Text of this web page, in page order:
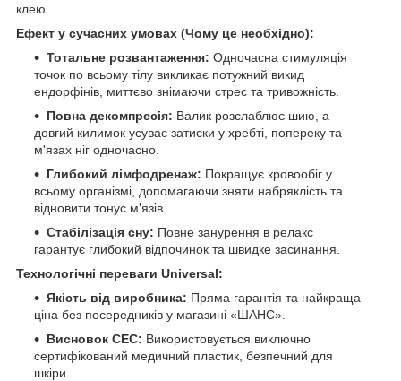
клею.
Ефект у сучасних умовах (Чому це необхідно):
Тотальне розвантаження: Одночасна стимуляція
точок по всьому тілу викликає потужний викид
ендорфінів, миттєво знімаючи стрес та тривожність.
Повна декомпресія: Валик розслаблює шию, а
довгий килимок усуває затиски у хребті, попереку та
м'язах ніг одночасно.
Глибокий лімфодренаж: Покращує кровообіг у
всьому організмі, допомагаючи зняти набряклість та
відновити тонус м'язів.
Стабілізація сну: Повне занурення в релакс
гарантує глибокий відпочинок та швидке засинання.
Технологічні переваги Universal:
Якість від виробника: Пряма гарантія та найкраща
ціна без посередників у магазині «ШАНС».
Висновок СЕС: Використовується виключно
сертифікований медичний пластик, безпечний для
шкіри.